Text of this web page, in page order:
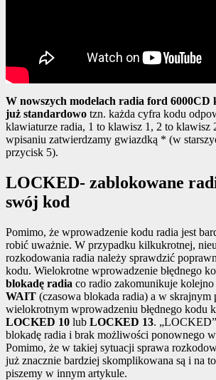
W nowszych modelach radia ford 6000CD
już standardowo tzn. każda cyfra kodu
klawiaturze radia, 1 to klawisz 1, 2 to klawisz
wpisaniu zatwierdzamy gwiazdką * (w
przycisk 5).
LOCKED- zablokowane
swój kod
Pomimo, że wprowadzenie kodu radia jest
robić uważnie. W przypadku kilkukrotnej,
rozkodowania radia należy sprawdzić
kodu. Wielokrotne wprowadzenie błędnego
blokadę radia co radio zakomunikuje
WAIT (czasowa blokada radia) a w skrajnym
wielokrotnym wprowadzeniu błędnego kodu
LOCKED 10 lub LOCKED 13. „LOCKED”
blokadę radia i brak możliwości ponownego
Pomimo, że w takiej sytuacji sprawa
już znacznie bardziej skomplikowana są i na
piszemy w innym artykule.